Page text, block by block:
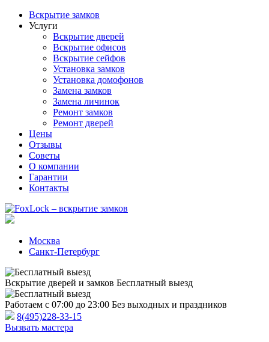
Вскрытие замков
Услуги
Вскрытие дверей
Вскрытие офисов
Вскрытие сейфов
Установка замков
Установка домофонов
Замена замков
Замена личинок
Ремонт замков
Ремонт дверей
Цены
Отзывы
Советы
О компании
Гарантии
Контакты
Москва
Санкт-Петербург
Вскрытие дверей и замков Бесплатный выезд
Работаем с 07:00 до 23:00 Без выходных и праздников
8(495)228-33-15
Вызвать мастера